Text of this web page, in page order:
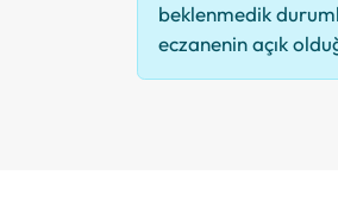
beklenmedik
eczanenin açık